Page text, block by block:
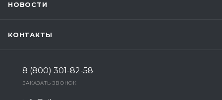
НОВОСТИ
КОНТАКТЫ
8 (800) 301-82-58
ЗАКАЗАТЬ ЗВОНОК